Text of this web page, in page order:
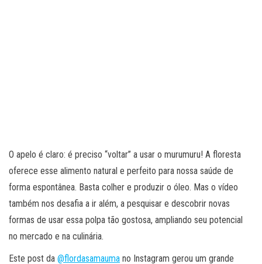
O apelo é claro: é preciso “voltar” a usar o murumuru! A floresta
oferece esse alimento natural e perfeito para nossa saúde de
forma espontânea. Basta colher e produzir o óleo. Mas o vídeo
também nos desafia a ir além, a pesquisar e descobrir novas
formas de usar essa polpa tão gostosa, ampliando seu potencial
no mercado e na culinária.
Este post da @flordasamauma no Instagram gerou um grande